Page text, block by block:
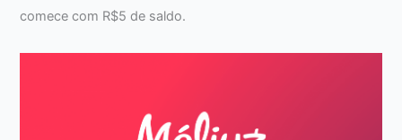
comece com R$5 de saldo.